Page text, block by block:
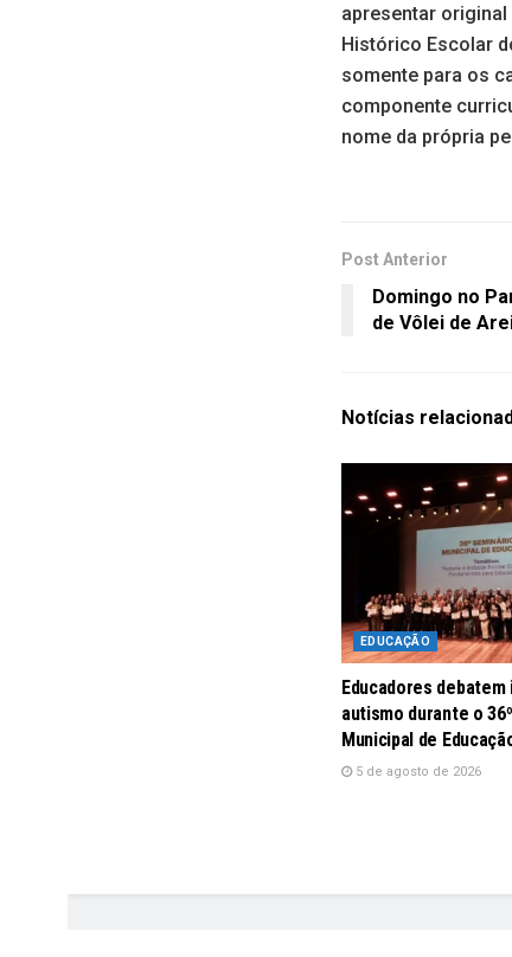
apresentar original
Histórico Escolar
somente para os
componente
nome da própria
Post Anterior
Domingo no
de Vôlei de
Notícias
EDUCAÇÃO
Educadores debatem
autismo durante o
Municipal de
5 de agosto de 2026